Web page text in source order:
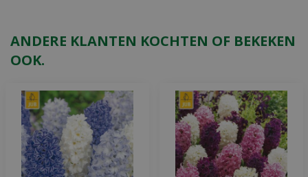
ANDERE KLANTEN KOCHTEN OF BEKEKEN
OOK.